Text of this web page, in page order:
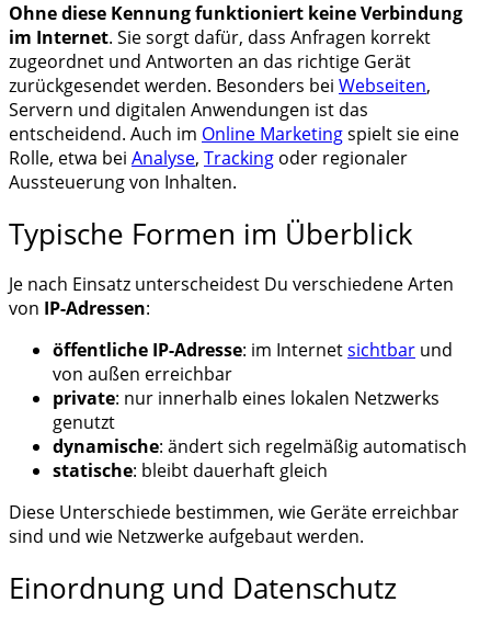
Ohne diese Kennung funktioniert keine Verbindung
im Internet. Sie sorgt dafür, dass Anfragen korrekt
zugeordnet und Antworten an das richtige Gerät
zurückgesendet werden. Besonders bei Webseiten,
Servern und digitalen Anwendungen ist das
entscheidend. Auch im Online Marketingspielt sie eine
Rolle, etwa bei Analyse, Tracking oder regionaler
Aussteuerung von Inhalten.
Typische Formen im Überblick
Je nach Einsatz unterscheidest Du verschiedene Arten
von IP-Adressen:
öffentliche IP-Adresse: im Internetsichtbar und
von außen erreichbar
private: nur innerhalb eines lokalen Netzwerks
genutzt
dynamische: ändert sich regelmäßig automatisch
statische: bleibt dauerhaft gleich
Diese Unterschiede bestimmen, wie Geräte erreichbar
sind und wie Netzwerke aufgebaut werden.
Einordnung und Datenschutz